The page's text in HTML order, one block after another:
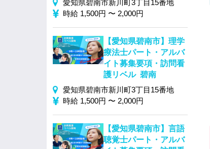
愛知県碧南市新川町3丁目15番地
時給 1,500円 〜 2,000円
【愛知県碧南市】理学
療法士パート・アルバ
イト募集要項・訪問看
護リベル 碧南
愛知県碧南市新川町3丁目15番地
時給 1,500円 〜 2,000円
【愛知県碧南市】言語
聴覚士パート・アルバ